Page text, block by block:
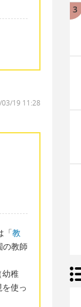
19 11:28
「教
の教師
稚
使っ
3